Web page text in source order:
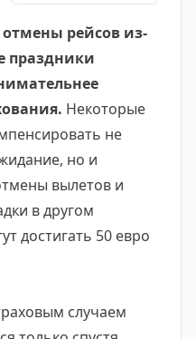
рейсов из-
праздники
Некоторые
не
но и
вылетов и
в другом
достигать 50 евро
случаем